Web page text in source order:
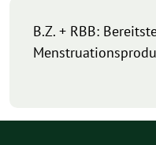
B.Z. + RBB: